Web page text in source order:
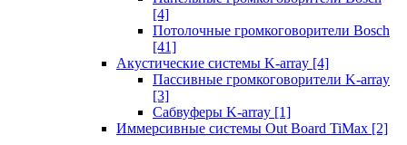
[4]
Потолочные громкоговорители Bosch
[41]
Акустические системы K-array [4]
Пассивные громкоговорители K-array
[3]
Сабвуферы K-array [1]
Иммерсивные системы Out Board TiMax [2]